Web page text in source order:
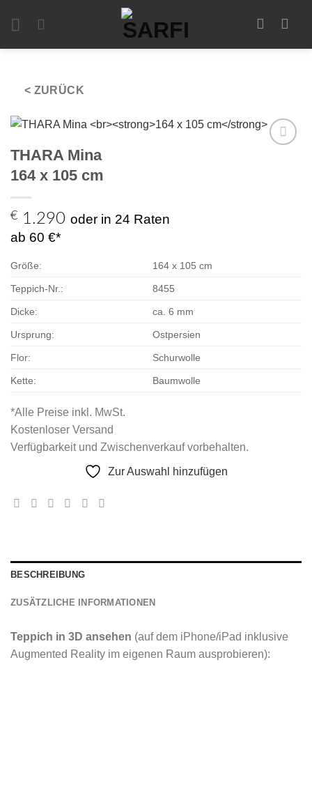
< ZURÜCK
THARA Mina
164 x 105 cm
€ 1.290 oder in 24 Raten
ab 60 €*
Größe: 164 x 105 cm
Teppich-Nr.: 8455
Dicke: ca. 6 mm
Ursprung: Ostpersien
Flor: Schurwolle
Kette: Baumwolle
*Alle Preise inkl. MwSt.
Kostenloser Versand
Verfügbarkeit und Zwischenverkauf vorbehalten.
Zur Auswahl hinzufügen
BESCHREIBUNG
ZUSÄTZLICHE INFORMATIONEN
Teppich in 3D ansehen (auf dem iPhone/iPad inklusive
Augmented Reality im eigenen Raum ausprobieren):